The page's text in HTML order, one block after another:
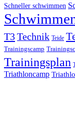
Schneller schwimmen
T3Technik Teide
Trainingscamp
Trainingsplan
Triathloncamp